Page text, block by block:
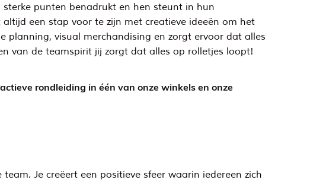
punten benadrukt en hen steunt in hun
een stap voor te zijn met creatieve ideeën om het
planning, visual merchandising en zorgt ervoor dat alles
van de teamspirit jij zorgt dat alles op rolletjes loopt!
rondleiding in één van onze winkels en onze
Je creëert een positieve sfeer waarin iedereen zich